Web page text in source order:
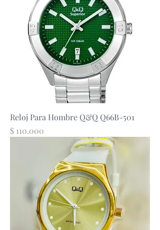
Reloj Para Hombre Q&Q Q66B-501
Precio
$ 110.000